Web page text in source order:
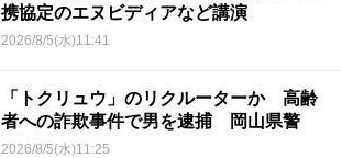
携協定のエヌビディアなど講演
2026/8/5(水)11:41
「トクリュウ」のリクルーターか 高齢
者への詐欺事件で男を逮捕 岡山県警
2026/8/5(水)11:25